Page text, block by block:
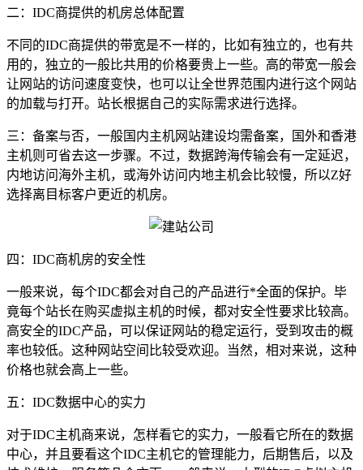
二：IDC商提供的机房总体配置
不同的IDC商提供的带宽是不一样的，比如有独立的，也有共
用的，独立的一般比共用的价格要贵上一些。高的带宽一般会
让网站的访问速度变快，也可以让全世界范围内进行这个网站
的加载与打开。站长根据自己的实际需求进行选择。
三：备案与否，一般国内主机网站建设均需备案，国外和香港
主机则可省去这一步骤。不过，数据跨海传输会有一定延迟，
内地访问海外主机，或海外访问内地主机会比较慢，所以Z好
选择离目标客户更近的机房。
四：IDC商机房的安全性
一般来说，每个IDC都会对自己的产品进行*全面的保护。毕
竟每个站长在购买虚拟主机的时候，都对安全性要求比较高。
高安全的IDC产品，可以保证网站的稳定运行，受到攻击的概
率也较低。这种网站空间比较受欢迎。当然，相对来说，这种
价格也就会高上一些。
五：IDC数据中心的实力
对于IDC主机商来说，怎样看它的实力，一般看它所在的数据
中心，并且要看这个IDC主机它的管理能力，后期售后，以及